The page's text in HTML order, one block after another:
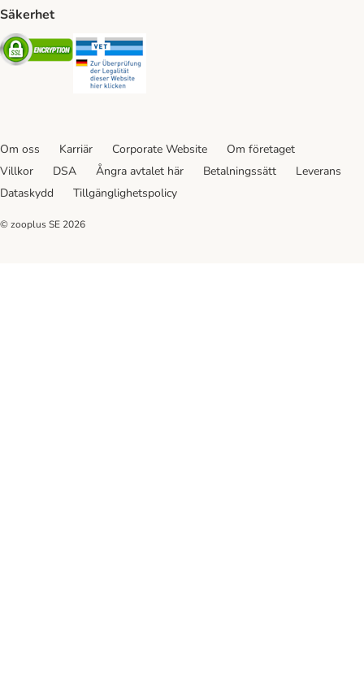
Säkerhet
Security
Om oss Karriär Corporate Website
Om företaget
Villkor
DSA Ångra avtalet här Betalningssätt
Leverans
Dataskydd
Tillgänglighetspolicy
© zooplus SE 2026